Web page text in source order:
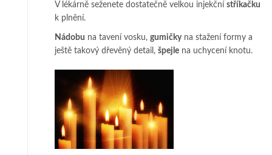
V lékárně seženete dostatečně velkou injekční stříkačku
k plnění.
Nádobu na tavení vosku, gumičkyna stažení formy a
ještě takový dřevěný detail, špejle na uchycení knotu.